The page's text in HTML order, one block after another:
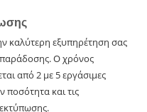
καλύτερη εξυπηρέτηση σας
Ο χρόνος
από 2 με 5 εργάσιμες
ποσότητα και τις